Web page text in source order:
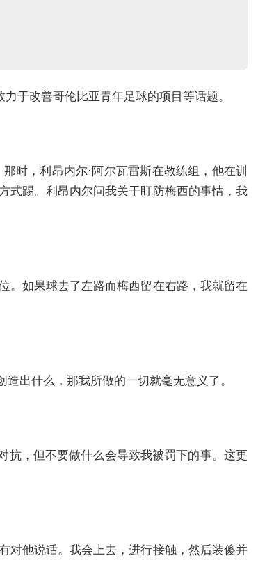
于改善哥伦比亚青年足球的项目等话题。
时，利昂内尔·阿尔瓦雷斯在教练组，他在训
式踢。利昂内尔问我关于盯防梅西的事情，我
。如果球去了左路而梅西留在右路，我就留在
出什么，那我所做的一切就毫无意义了。
抗，但不要做什么会导致我被罚下的事。这更
对他说话。我会上去，进行接触，然后装傻并